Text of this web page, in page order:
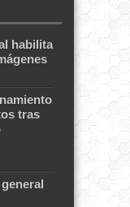
habilita
tras